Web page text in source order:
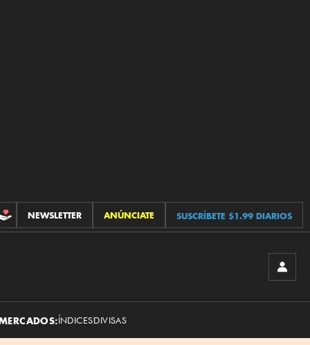
CONTRIBUCIONES
NEWSLETTER ANÚNCIATE SUSCRÍBETE $1.99 DIARIOS
ÍNDICESDIVISAS